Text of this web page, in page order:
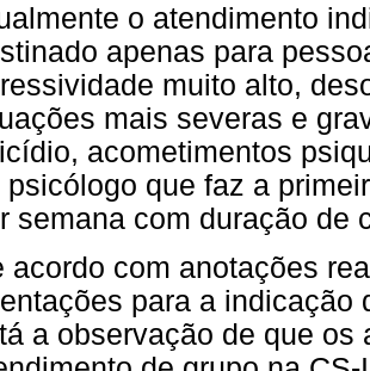
o atendimento
apenas para
muito alto,
mais severas e
acometimentos
psicólogo que faz a
semana com duração de
acordo com anotações
para a indicação
a observação de que